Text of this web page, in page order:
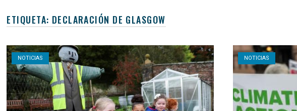
ETIQUETA: DECLARACIÓN DE GLASGOW
NOTICIAS
Open post
NOTICIAS
Open post